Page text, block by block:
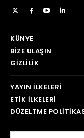
KÜNYE
BIZE ULAŞIN
GIZLILIK
YAYIN İLKELERI
ETIK İLKELERI
DÜZELTME